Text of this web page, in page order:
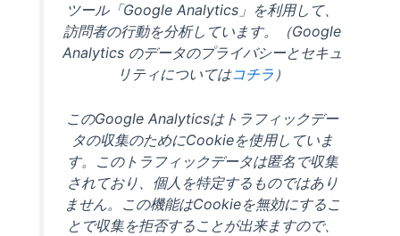
ツール「Google Analytics」を利用して、
訪問者の行動を分析しています。（Google
Analytics のデータのプライバシーとセキュ
リティについてはコチラ ）
このGoogle Analyticsはトラフィックデー
タの収集のためにCookieを使用していま
す。このトラフィックデータは匿名で収集
されており、個人を特定するものではあり
ません。この機能はCookieを無効にするこ
とで収集を拒否することが出来ますので、